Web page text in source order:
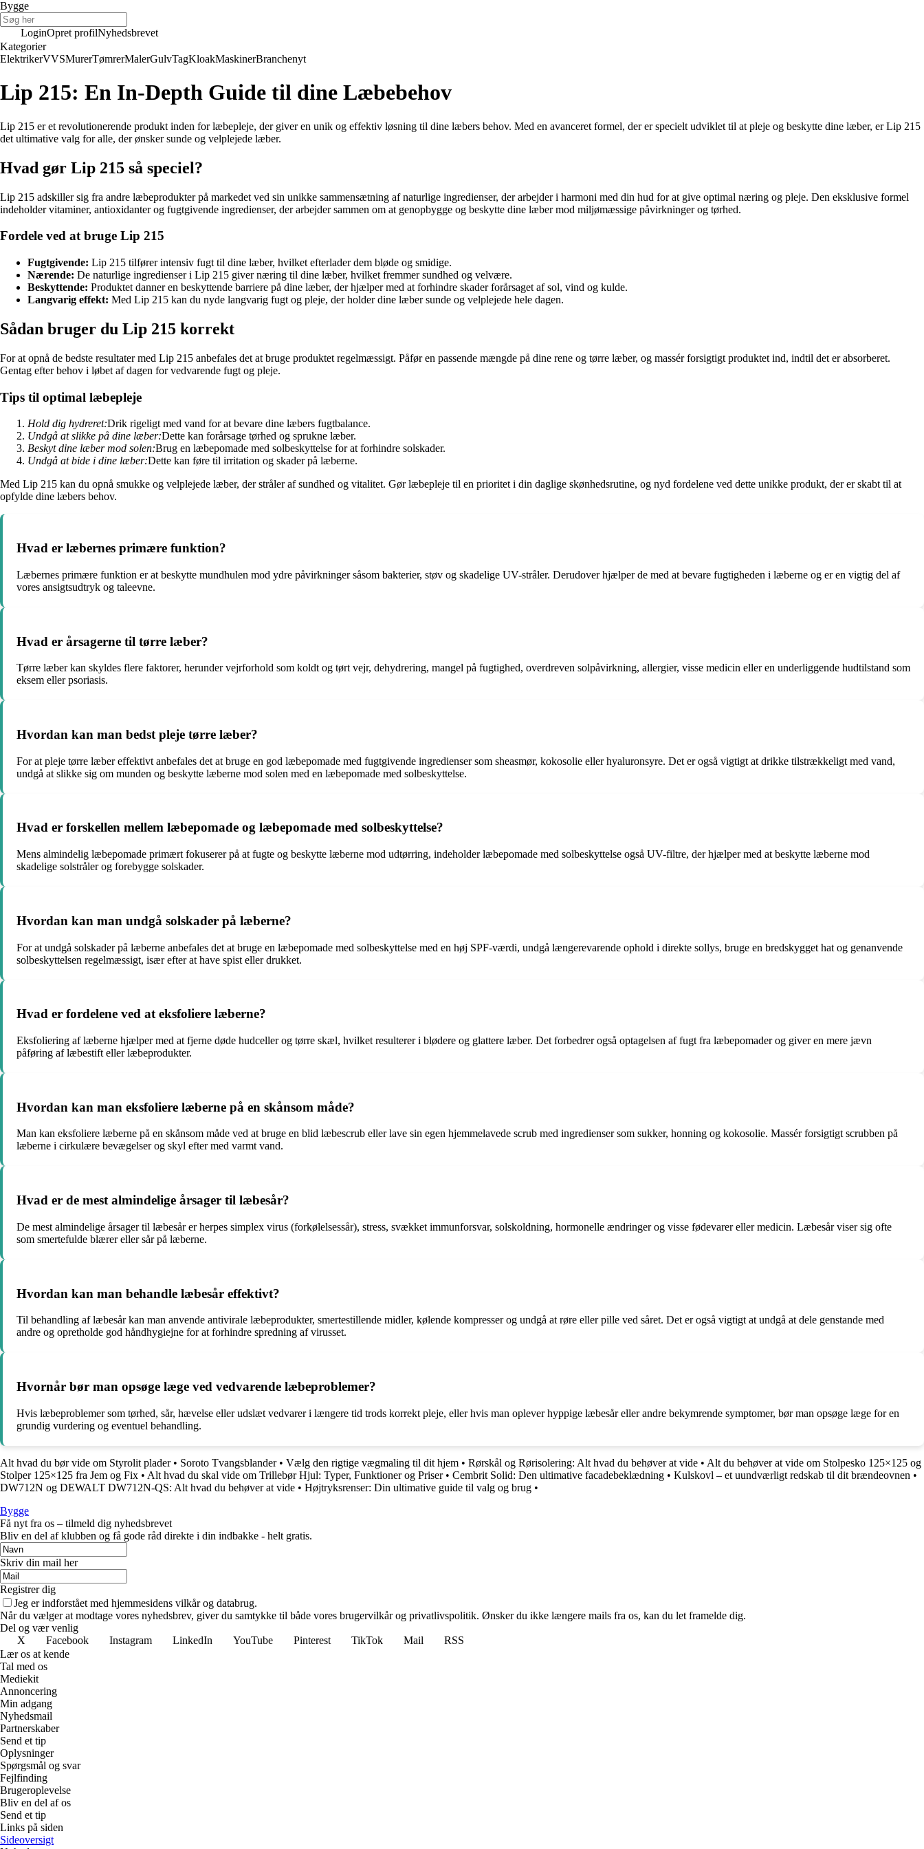
Bygge
LoginOpret profilNyhedsbrevet
Kategorier
ElektrikerVVSMurerTømrerMalerGulvTagKloakMaskinerBranchenyt
Lip 215: En In-Depth Guide til dine Læbebehov
Lip 215 er et revolutionerende produkt inden for læbepleje, der giver en unik og effektiv løsning til dine læbers behov. Med en avanceret formel, der er specielt udviklet til at pleje og beskytte dine læber, er Lip 215
det ultimative valg for alle, der ønsker sunde og velplejede læber.
Hvad gør Lip 215 så speciel?
Lip 215 adskiller sig fra andre læbeprodukter på markedet ved sin unikke sammensætning af naturlige ingredienser, der arbejder i harmoni med din hud for at give optimal næring og pleje. Den eksklusive formel
indeholder vitaminer, antioxidanter og fugtgivende ingredienser, der arbejder sammen om at genopbygge og beskytte dine læber mod miljømæssige påvirkninger og tørhed.
Fordele ved at bruge Lip 215
Fugtgivende: Lip 215 tilfører intensiv fugt til dine læber, hvilket efterlader dem bløde og smidige.
Nærende: De naturlige ingredienser i Lip 215 giver næring til dine læber, hvilket fremmer sundhed og velvære.
Beskyttende: Produktet danner en beskyttende barriere på dine læber, der hjælper med at forhindre skader forårsaget af sol, vind og kulde.
Langvarig effekt: Med Lip 215 kan du nyde langvarig fugt og pleje, der holder dine læber sunde og velplejede hele dagen.
Sådan bruger du Lip 215 korrekt
For at opnå de bedste resultater med Lip 215 anbefales det at bruge produktet regelmæssigt. Påfør en passende mængde på dine rene og tørre læber, og massér forsigtigt produktet ind, indtil det er absorberet.
Gentag efter behov i løbet af dagen for vedvarende fugt og pleje.
Tips til optimal læbepleje
Hold dig hydreret:Drik rigeligt med vand for at bevare dine læbers fugtbalance.
Undgå at slikke på dine læber:Dette kan forårsage tørhed og sprukne læber.
Beskyt dine læber mod solen:Brug en læbepomade med solbeskyttelse for at forhindre solskader.
Undgå at bide i dine læber:Dette kan føre til irritation og skader på læberne.
Med Lip 215 kan du opnå smukke og velplejede læber, der stråler af sundhed og vitalitet. Gør læbepleje til en prioritet i din daglige skønhedsrutine, og nyd fordelene ved dette unikke produkt, der er skabt til at
opfylde dine læbers behov.
Hvad er læbernes primære funktion?
Læbernes primære funktion er at beskytte mundhulen mod ydre påvirkninger såsom bakterier, støv og skadelige UV-stråler. Derudover hjælper de med at bevare fugtigheden i læberne og er en vigtig del af
vores ansigtsudtryk og taleevne.
Hvad er årsagerne til tørre læber?
Tørre læber kan skyldes flere faktorer, herunder vejrforhold som koldt og tørt vejr, dehydrering, mangel på fugtighed, overdreven solpåvirkning, allergier, visse medicin eller en underliggende hudtilstand som
eksem eller psoriasis.
Hvordan kan man bedst pleje tørre læber?
For at pleje tørre læber effektivt anbefales det at bruge en god læbepomade med fugtgivende ingredienser som sheasmør, kokosolie eller hyaluronsyre. Det er også vigtigt at drikke tilstrækkeligt med vand,
undgå at slikke sig om munden og beskytte læberne mod solen med en læbepomade med solbeskyttelse.
Hvad er forskellen mellem læbepomade og læbepomade med solbeskyttelse?
Mens almindelig læbepomade primært fokuserer på at fugte og beskytte læberne mod udtørring, indeholder læbepomade med solbeskyttelse også UV-filtre, der hjælper med at beskytte læberne mod
skadelige solstråler og forebygge solskader.
Hvordan kan man undgå solskader på læberne?
For at undgå solskader på læberne anbefales det at bruge en læbepomade med solbeskyttelse med en høj SPF-værdi, undgå længerevarende ophold i direkte sollys, bruge en bredskygget hat og genanvende
solbeskyttelsen regelmæssigt, især efter at have spist eller drukket.
Hvad er fordelene ved at eksfoliere læberne?
Eksfoliering af læberne hjælper med at fjerne døde hudceller og tørre skæl, hvilket resulterer i blødere og glattere læber. Det forbedrer også optagelsen af fugt fra læbepomader og giver en mere jævn
påføring af læbestift eller læbeprodukter.
Hvordan kan man eksfoliere læberne på en skånsom måde?
Man kan eksfoliere læberne på en skånsom måde ved at bruge en blid læbescrub eller lave sin egen hjemmelavede scrub med ingredienser som sukker, honning og kokosolie. Massér forsigtigt scrubben på
læberne i cirkulære bevægelser og skyl efter med varmt vand.
Hvad er de mest almindelige årsager til læbesår?
De mest almindelige årsager til læbesår er herpes simplex virus (forkølelsessår), stress, svækket immunforsvar, solskoldning, hormonelle ændringer og visse fødevarer eller medicin. Læbesår viser sig ofte
som smertefulde blærer eller sår på læberne.
Hvordan kan man behandle læbesår effektivt?
Til behandling af læbesår kan man anvende antivirale læbeprodukter, smertestillende midler, kølende kompresser og undgå at røre eller pille ved såret. Det er også vigtigt at undgå at dele genstande med
andre og opretholde god håndhygiejne for at forhindre spredning af virusset.
Hvornår bør man opsøge læge ved vedvarende læbeproblemer?
Hvis læbeproblemer som tørhed, sår, hævelse eller udslæt vedvarer i længere tid trods korrekt pleje, eller hvis man oplever hyppige læbesår eller andre bekymrende symptomer, bør man opsøge læge for en
grundig vurdering og eventuel behandling.
Alt hvad du bør vide om Styrolit plader• Soroto Tvangsblander• Vælg den rigtige vægmaling til dit hjem • Rørskål og Rørisolering: Alt hvad du behøver at vide • Alt du behøver at vide om Stolpesko 125×125 og
Stolper 125×125 fra Jem og Fix • Alt hvad du skal vide om Trillebør Hjul: Typer, Funktioner og Priser• Cembrit Solid: Den ultimative facadebeklædning • Kulskovl – et uundværligt redskab til dit brændeovnen •
DW712N og DEWALT DW712N-QS: Alt hvad du behøver at vide • Højtryksrenser: Din ultimative guide til valg og brug •
Bygge
Få nyt fra os – tilmeld dig nyhedsbrevet
Bliv en del af klubben og få gode råd direkte i din indbakke - helt gratis.
Skriv din mail her
Registrer dig
Jeg er indforstået med hjemmesidens vilkår og databrug.
Når du vælger at modtage vores nyhedsbrev, giver du samtykke til både vores brugervilkår og privatlivspolitik. Ønsker du ikke længere mails fra os, kan du let framelde dig.
Del og vær venlig
X
Facebook Instagram LinkedIn YouTube Pinterest TikTok Mail
RSS
Lær os at kende
Tal med os
Mediekit
Annoncering
Min adgang
Nyhedsmail
Partnerskaber
Send et tip
Oplysninger
Spørgsmål og svar
Fejlfinding
Brugeroplevelse
Bliv en del af os
Send et tip
Links på siden
Sideoversigt